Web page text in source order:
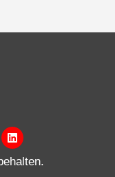
L
i
n
k